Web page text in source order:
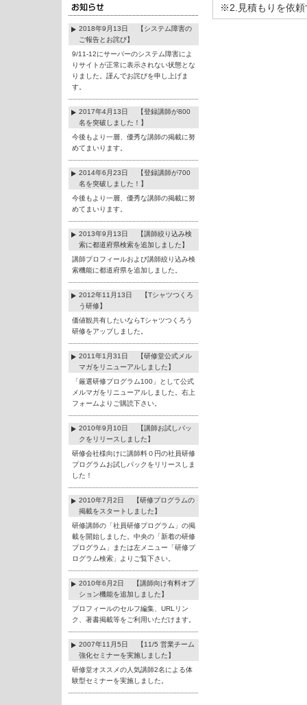
2018年9月13日 【システム障害の
ご報告とお詫び】
9/11-12にサーバーのシステム障害によ
りサイトが正常に表示されない状態とな
りました。謹んでお詫びを申し上げま
す。
2017年4月13日 【登録講師が800
名を突破しました！】
今後もより一層、優秀な講師の掲載に努
めてまいります。
2014年6月23日 【登録講師が700
名を突破しました！】
今後もより一層、優秀な講師の掲載に努
めてまいります。
2013年9月13日 【講師絞り込み検
索に都道府県検索を追加しました】
講師プロフィールおよび講師絞り込み検
索機能に都道府県を追加しました。
2012年11月13日 【Tシャツつくろ
う研修】
価値観共有したいならTシャツつくろう
研修をアップしました。
2011年1月31日 【研修堂公式メル
マガをリニューアルしました】
「厳選研修プログラム100」として公式
メルマガをリニューアルしました。右上
フォームよりご購読下さい。
2010年9月10日 【講師お試しパッ
クをリリースしました】
研修会社様向けに講師料０円の社員研修
プログラムお試しパックをリリースしま
した！
2010年7月2日 【研修プログラムの
掲載をスタートしました】
研修講師の「社員研修プログラム」の掲
載を開始しました。中央の「新着の研修
プログラム」または左メニュー「研修プ
ログラム検索」よりご覧下さい。
2010年6月2日 【講師向け有料オプ
ション機能を追加しました】
プロフィールのセルフ編集、URLリン
ク、著書掲載等をご利用いただけます。
2007年11月5日 【11/5 営業チーム
強化セミナーを実施しました】
研修堂オススメの人気講師2名による体
験型セミナーを実施しました。
※2.見積もりを依頼